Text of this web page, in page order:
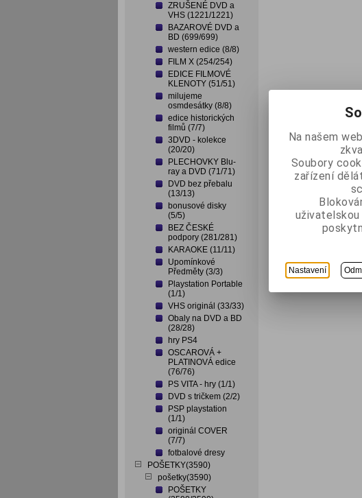
ZRUŠENÉ DVD a
VHS (1221/1221)
BAZAROVÉ DVD a
BD (699/699)
western edice (8/8)
FILM X (254/254)
EDICE FILMOVÉ
KLENOTY (51/51)
milujeme
osmdesátky (8/8)
edice historických
filmů (7/7)
3DVD - kolekce
(20/20)
PLECHOVKY Blu-
ray a DVD (71/71)
DVD bez přebalu
(13/13)
bonusové disky
(5/5)
BEZ ČESKÉ
podpory (281/281)
KARAOKE (11/11)
Upomínkové
Předměty (3/3)
Playstation Portable
(1/1)
VHS originál (33/33)
Obaly na DVD a BD
(28/28)
hry PS4
OSCAROVÁ +
PLATINOVÁ edice
(76/76)
PS VITA - hry (1/1)
DVD s tričkem (2/2)
PSP playstation
(1/1)
originál COVER
(7/7)
fotbalové dresy
POŠETKY(3590)
pošetky(3590)
POŠETKY
Na našem
Soubory
zařízení
Nastavení